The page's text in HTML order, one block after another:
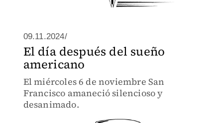
09.11.2024/
El día después del sueño
americano
El miércoles 6 de noviembre San
Francisco amaneció silencioso y
desanimado.